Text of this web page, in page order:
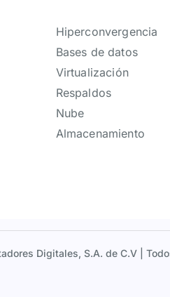
Hiperconvergencia
Bases de datos
Virtualización
Respaldos
Nube
Almacenamiento
Digitales, S.A. de C.V |